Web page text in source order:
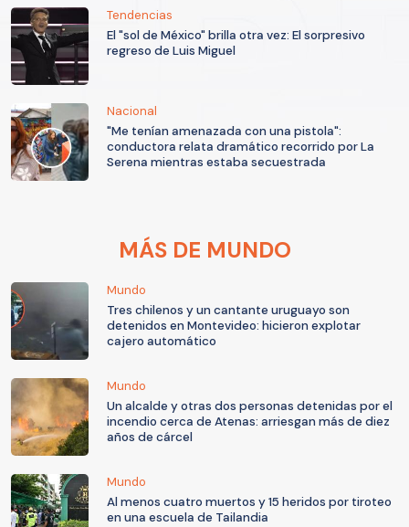
Tendencias
El "sol de México" brilla otra vez: El sorpresivo
regreso de Luis Miguel
Nacional
"Me tenían amenazada con una pistola":
conductora relata dramático recorrido por La
Serena mientras estaba secuestrada
MÁS DE MUNDO
Mundo
Tres chilenos y un cantante uruguayo son
detenidos en Montevideo: hicieron explotar
cajero automático
Mundo
Un alcalde y otras dos personas detenidas por el
incendio cerca de Atenas: arriesgan más de diez
años de cárcel
Mundo
Al menos cuatro muertos y 15 heridos por tiroteo
en una escuela de Tailandia